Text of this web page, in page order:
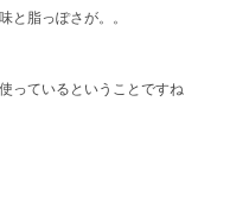
と脂っぽさが。。
っているということですね